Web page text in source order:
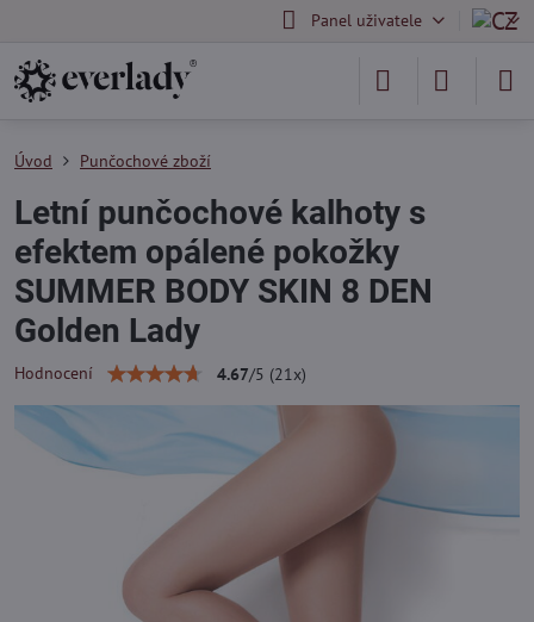
Panel uživatele
Úvod Punčochové zboží
Letní punčochové kalhoty s
efektem opálené pokožky
SUMMER BODY SKIN 8 DEN
Golden Lady
Hodnocení 4.67/5 (21 x)